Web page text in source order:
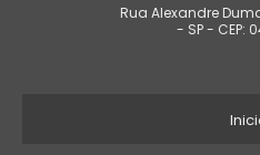
PREÇO DE EXAUSTOR EÓLICO
Rua Alexandre
- SP - CEP: